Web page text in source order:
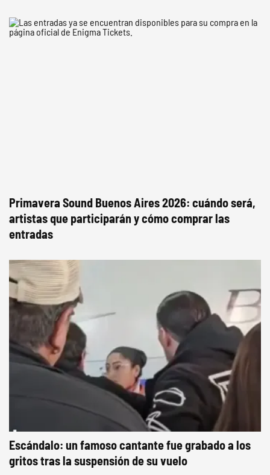
Primavera Sound Buenos Aires 2026: cuándo será,
artistas que participarán y cómo comprar las
entradas
Escándalo: un famoso cantante fue grabado a los
gritos tras la suspensión de su vuelo